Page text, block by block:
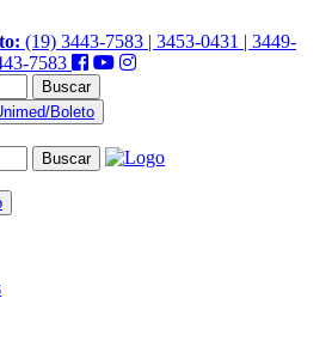
(19) 3443-7583 | 3453-0431 | 3449-
7583
Buscar
Boleto